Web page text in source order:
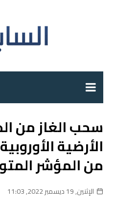
سحب الغاز من
الأرضية
من المؤشر
الإثنين, 19 ديسمبر 2022, 11:03